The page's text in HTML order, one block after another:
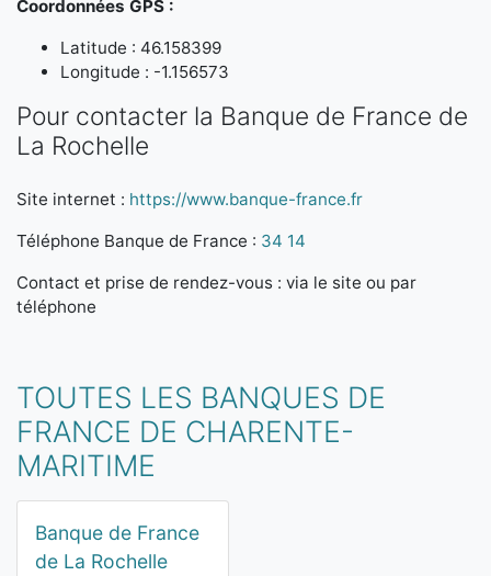
Coordonnées GPS :
Latitude : 46.158399
Longitude : -1.156573
Pour contacter la Banque de France de
La Rochelle
Site internet : https://www.banque-france.fr
Téléphone Banque de France : 34 14
Contact et prise de rendez-vous : via le site ou par
téléphone
TOUTES LES BANQUES DE
FRANCE DE CHARENTE-
MARITIME
Banque de France
de La Rochelle